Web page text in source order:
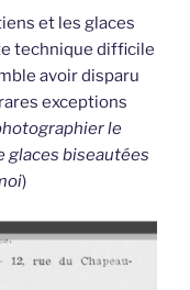
et les glaces
technique difficile
avoir disparu
exceptions
le
glaces biseautées
)